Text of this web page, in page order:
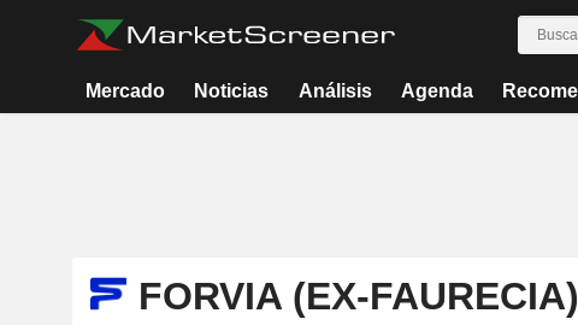
Mercado Noticias Análisis Agenda
FORVIA (EX-FAURECIA)